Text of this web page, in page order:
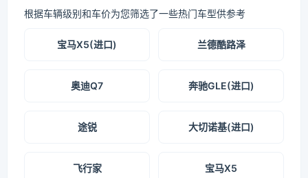
根据车辆级别和车价为您筛选了一些热门车型供参考
宝马X5(进口) 兰德酷路泽
奥迪Q7 奔驰GLE(进口)
途锐 大切诺基(进口)
飞行家 宝马X5